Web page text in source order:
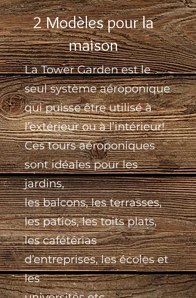
2 Modèles pour la
maison
La Tower Garden est le
seul système aéroponique
qui puisse être utilisé à
l’extérieur ou à l’intérieur!
Ces tours aéroponiques
sont idéales pour les
jardins,
les balcons, les terrasses,
les patios, les toits plats,
les cafétérias
d’entreprises, les écoles et
les